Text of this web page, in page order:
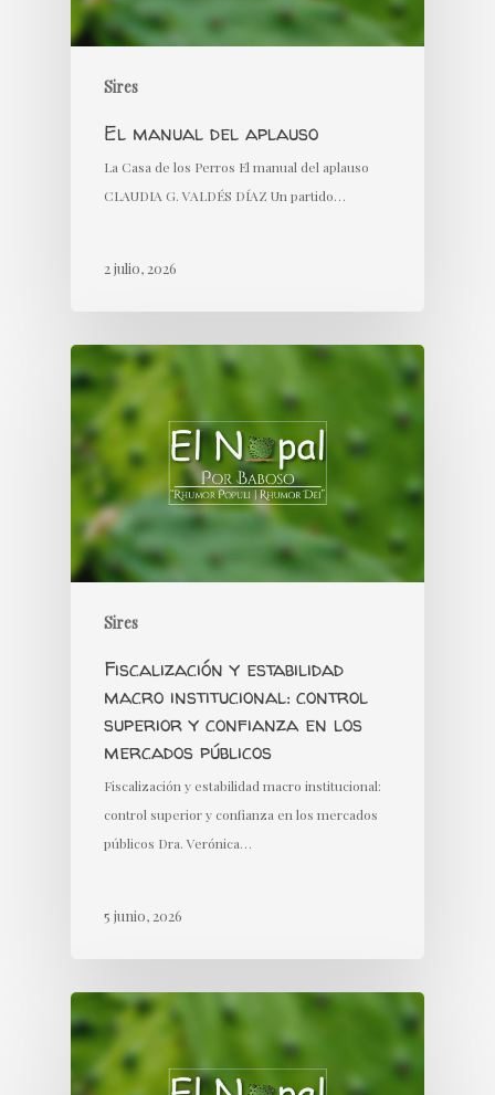
Sires
El manual del aplauso
La Casa de los Perros El manual del aplauso
CLAUDIA G. VALDÉS DÍAZ Un partido…
2 julio, 2026
Sires
Fiscalización y estabilidad
macro institucional: control
superior y confianza en los
mercados públicos
Fiscalización y estabilidad macro institucional:
control superior y confianza en los mercados
públicos Dra. Verónica…
5 junio, 2026